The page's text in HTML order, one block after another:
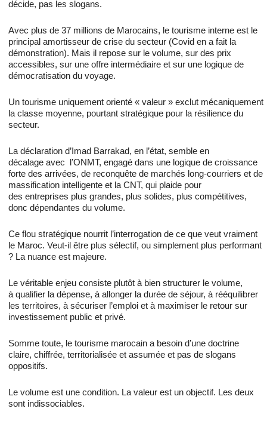
décide, pas les slogans.
Avec plus de 37 millions de Marocains, le tourisme interne est le
principal amortisseur de crise du secteur (Covid en a fait la
démonstration). Mais il repose sur le volume, sur des prix
accessibles, sur une offre intermédiaire et sur une logique de
démocratisation du voyage.
Un tourisme uniquement orienté « valeur » exclut mécaniquement
la classe moyenne, pourtant stratégique pour la résilience du
secteur.
La déclaration d’Imad Barrakad, en l’état, semble en
décalage avec l’ONMT, engagé dans une logique de croissance
forte des arrivées, de reconquête de marchés long-courriers et de
massification intelligente et la CNT, qui plaide pour
des entreprises plus grandes, plus solides, plus compétitives,
donc dépendantes du volume.
Ce flou stratégique nourrit l’interrogation de ce que veut vraiment
le Maroc. Veut-il être plus sélectif, ou simplement plus performant
? La nuance est majeure.
Le véritable enjeu consiste plutôt à bien structurer le volume,
à qualifier la dépense, à allonger la durée de séjour, à rééquilibrer
les territoires, à sécuriser l’emploi et à maximiser le retour sur
investissement public et privé.
Somme toute, le tourisme marocain a besoin d’une doctrine
claire, chiffrée, territorialisée et assumée et pas de slogans
oppositifs.
Le volume est une condition. La valeur est un objectif. Les deux
sont indissociables.